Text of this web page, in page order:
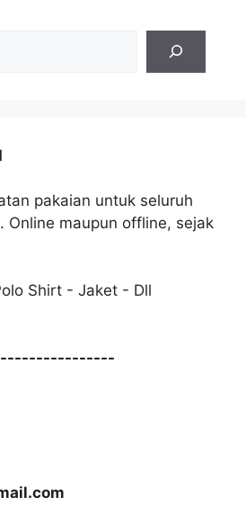
pakaian untuk seluruh
Online maupun offline, sejak
Shirt - Jaket - Dll